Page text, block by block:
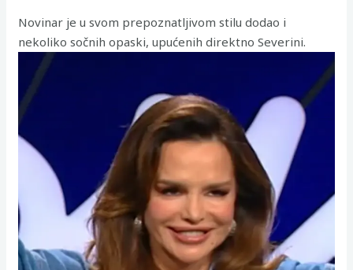
Novinar je u svom prepoznatljivom stilu dodao i
nekoliko sočnih opaski, upućenih direktno Severini.